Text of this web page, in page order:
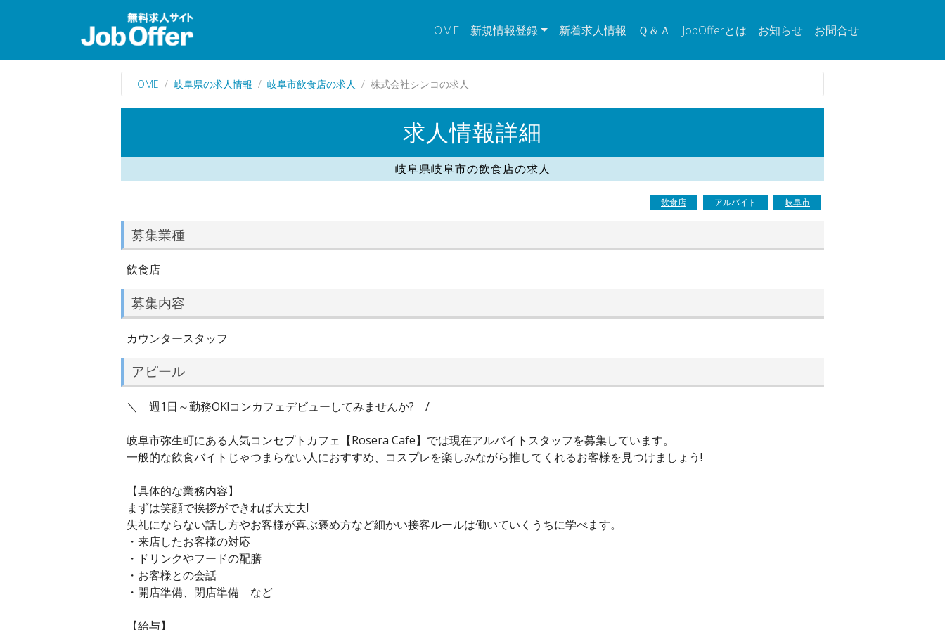
HOME 新規情報登録 新着求人情報 Ｑ＆Ａ JobOfferとは お知らせ お問合せ
HOME 岐阜県の求人情報 岐阜市飲食店の求人 株式会社シンコの求人
求人情報詳細
岐阜県岐阜市の飲食店の求人
飲食店 アルバイト 岐阜市
募集業種
飲食店
募集内容
カウンタースタッフ
アピール
＼ 週1日～勤務OK!コンカフェデビューしてみませんか? /
岐阜市弥生町にある人気コンセプトカフェ【Rosera Cafe】では現在アルバイトスタッフを募集しています。
一般的な飲食バイトじゃつまらない人におすすめ、コスプレを楽しみながら推してくれるお客様を見つけましょう!
【具体的な業務内容】
まずは笑顔で挨拶ができれば大丈夫!
失礼にならない話し方やお客様が喜ぶ褒め方など細かい接客ルールは働いていくうちに学べます。
・来店したお客様の対応
・ドリンクやフードの配膳
・お客様との会話
・開店準備、閉店準備 など
【給与】